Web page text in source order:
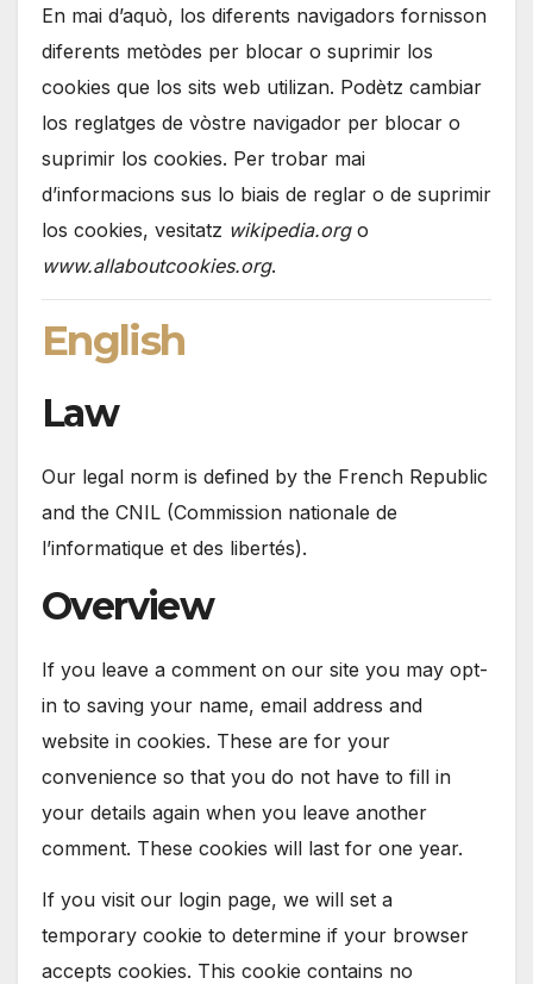
En mai d’aquò, los diferents navigadors fornisson
diferents metòdes per blocar o suprimir los
cookies que los sits web utilizan. Podètz cambiar
los reglatges de vòstre navigador per blocar o
suprimir los cookies. Per trobar mai
d’informacions sus lo biais de reglar o de suprimir
los cookies, vesitatz wikipedia.orgo
www.allaboutcookies.org.
English
Law
Our legal norm is defined by the French Republic
and the CNIL (Commission nationale de
l’informatique et des libertés).
Overview
If you leave a comment on our site you may opt-
in to saving your name, email address and
website in cookies. These are for your
convenience so that you do not have to fill in
your details again when you leave another
comment. These cookies will last for one year.
If you visit our login page, we will set a
temporary cookie to determine if your browser
accepts cookies. This cookie contains no